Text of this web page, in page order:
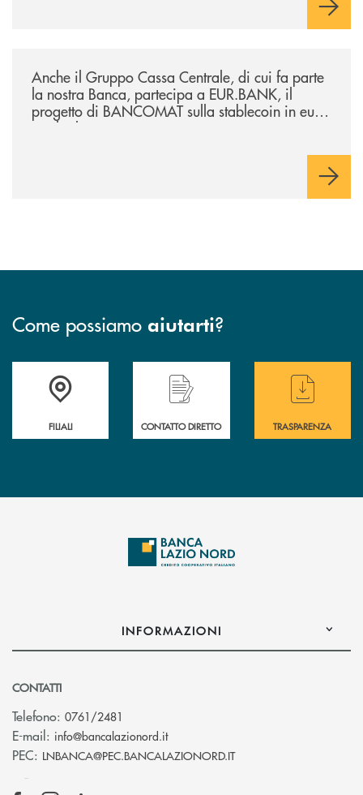
Anche il Gruppo Cassa Centrale, di cui fa parte
la nostra Banca, partecipa a EUR.BANK, il
progetto di BANCOMAT sulla stablecoin in euro
e sul relativo ecosistema
Come possiamo aiutarti?
Trova la filiale più vicina a te
FILIALI
Hai bisogno di assistenza immediata ?
CONTATTO DIRETTO
Hai bisogno di
TRASPARENZA
INFORMAZIONI
CONTATTI
Telefono: 0761/2481
E-mail: info@bancalazionord.it(si apre l’app di posta elettronica)
PEC: LNBANCA@PEC.BANCALAZIONORD.IT(si apre l’app di posta